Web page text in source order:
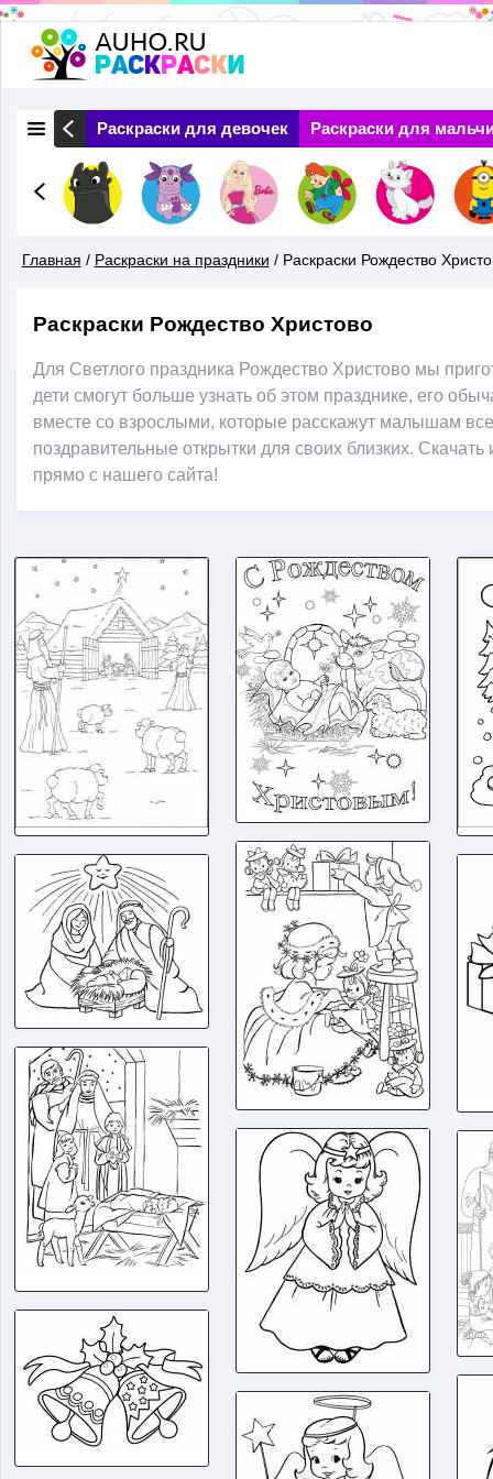
Перейти
к
основному
содержанию
Природа Раскраски для девочек Раскраски для
Здесь
Главная / Раскраски на праздники / Раскраски Рождество
Раскраски Рождество Христово
Для Светлого праздника Рождество Христово мы
дети смогут больше узнать об этом празднике, его
вместе со взрослыми, которые расскажут малышам
поздравительные открытки для своих близких.
прямо с нашего сайта!